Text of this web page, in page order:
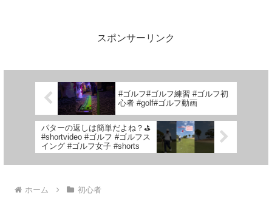
スポンサーリンク
#ゴルフ#ゴルフ練習 #ゴルフ初
心者 #golf#ゴルフ動画
パターの返しは簡単だよね？⛳️
#shortvideo #ゴルフ #ゴルフス
イング #ゴルフ女子 #shorts
ホーム 初心者